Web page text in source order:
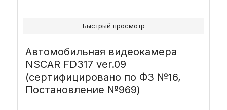
Автомобильная видеокамера
NSCAR FD317 ver.09
(сертифицировано по ФЗ №16,
Постановление №969)
Быстрый просмотр